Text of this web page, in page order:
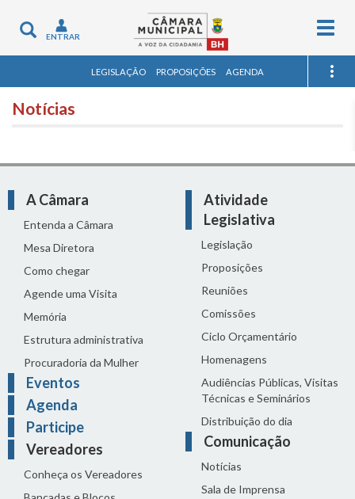
Toggle
navigation
ENTRAR
LEGISLAÇÃO PROPOSIÇÕES AGENDA
Notícias
A Câmara
Entenda a Câmara
Mesa Diretora
Como chegar
Agende uma Visita
Memória
Estrutura administrativa
Procuradoria da Mulher
Eventos
Agenda
Participe
Vereadores
Conheça os Vereadores
Atividade
Legislativa
Legislação
Proposições
Reuniões
Comissões
Ciclo Orçamentário
Homenagens
Audiências Públicas, Visitas
Técnicas e Seminários
Distribuição do dia
Comunicação
Notícias
Sala de Imprensa